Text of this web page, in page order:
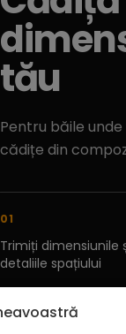
tău
Pentru băile
cădițe din
01
Trimiți dimensiunile
detaliile spațiului